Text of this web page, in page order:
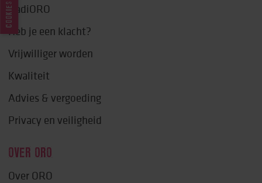
RadiORO
Heb je een klacht?
Vrijwilliger worden
Kwaliteit
Advies & vergoeding
Privacy en veiligheid
OVER ORO
Over ORO
COOKIES